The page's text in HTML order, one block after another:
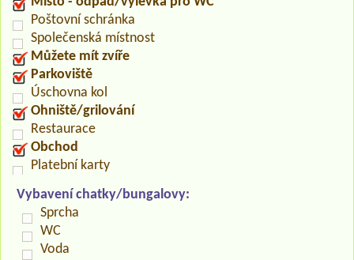
Poštovní schránka
Společenská místnost
Můžete mít zvíře
Parkoviště
Úschovna kol
Ohniště/grilování
Restaurace
Obchod
Platební karty
Vybavení chatky/bungalovy:
Sprcha
WC
Voda